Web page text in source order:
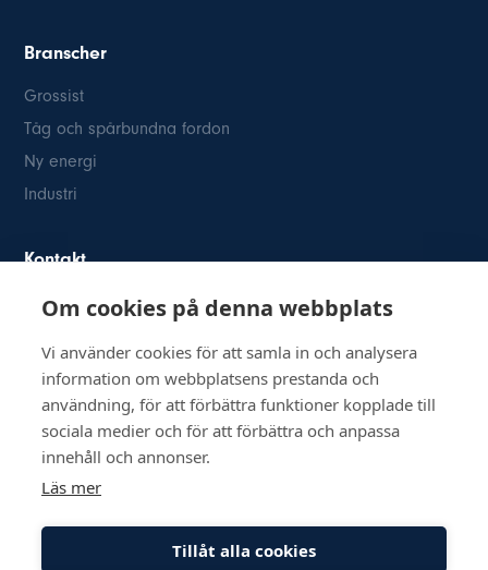
Branscher
Grossist
Tåg och spårbundna fordon
Ny energi
Industri
Kontakt
Österögatan 2
info@inkom.se
Org.nr: 556111-8505
Om cookies på denna webbplats
Vi använder cookies för att samla in och analysera
information om webbplatsens prestanda och
användning, för att förbättra funktioner kopplade till
sociala medier och för att förbättra och anpassa
innehåll och annonser.
Läs mer
Tillåt alla cookies